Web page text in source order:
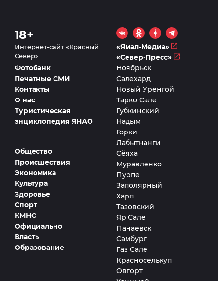
18+
Интернет-сайт «Красный
Север»
«Ямал-Медиа»
«Север-Пресс»
Общество
Происшествия
Экономика
Культура
Здоровье
Спорт
КМНС
Официально
Власть
Образование
Фотобанк
Печатные СМИ
Контакты
О нас
Туристическая
энциклопедия ЯНАО
Ноябрьск
Салехард
Новый Уренгой
Тарко Сале
Губкинский
Надым
Горки
Лабытнанги
Сёяха
Муравленко
Пурпе
Заполярный
Харп
Тазовский
Яр Сале
Панаевск
Самбург
Газ Сале
Красноселькуп
Овгорт